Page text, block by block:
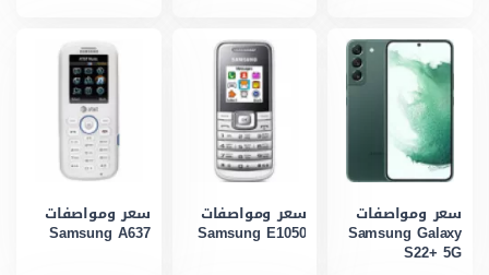
سعر ومواصفات
Samsung Galaxy
S22+ 5G
سعر ومواصفات
Samsung E1050
سعر ومواصفات
Samsung A637